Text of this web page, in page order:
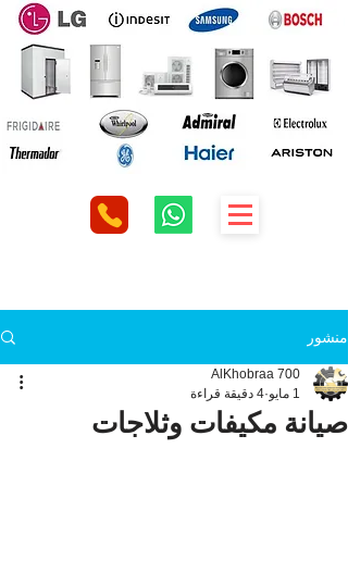
منشور
صيانة مكيفات وثلاجات
AlKhobraa 700
1 مايو
4 دقيقة قراءة